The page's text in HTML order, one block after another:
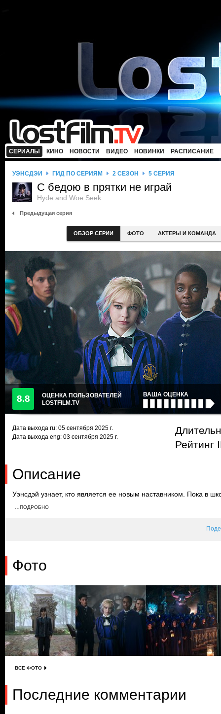
СЕРИАЛЫ КИНО НОВОСТИ ВИДЕО НОВИНКИ РАСПИСАНИЕ
УЭНСДЭЙ ГИД ПО СЕРИЯМ 2 СЕЗОН 5 СЕРИЯ
С бедою в прятки не играй
Hyde and Woe Seek
Предыдущая серия
ОБЗОР СЕРИИ ФОТО АКТЕРЫ И КОМАНДА
8.8
ОЦЕНКА ПОЛЬЗОВАТЕЛЕЙ
LOSTFILM.TV
ВАША ОЦЕНКА
Дата выхода ru: 05 сентября 2025 г.
Дата выхода eng: 03 сентября 2025 г.
Рейтинг
Описание
Уэнсдэй узнает, кто является ее новым наставником. Пока в
выясняет, как управлять Хайдом. Пагсли и Гомес находят
…ПОДРОБНО
Фото
ВСЕ ФОТО
Последние комментарии